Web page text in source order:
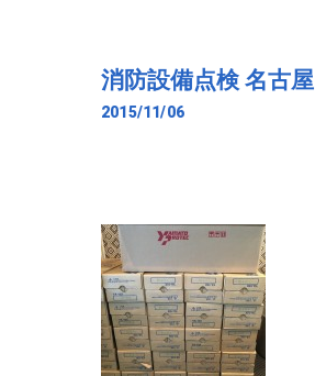
消防設備点検 名古屋
2015/11/06